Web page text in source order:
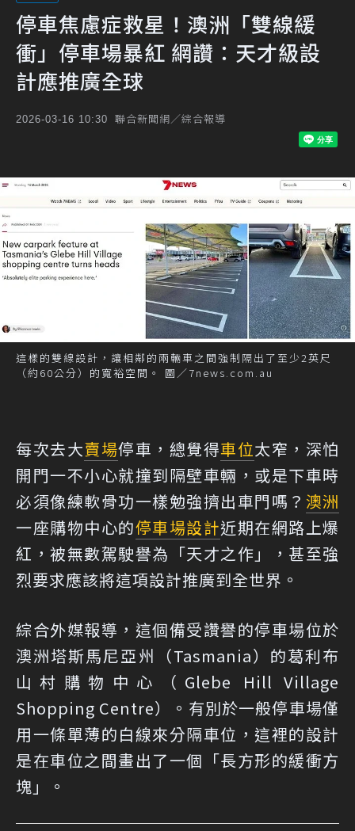
停車焦慮症救星！澳洲「雙線緩
衝」停車場暴紅 網讚：天才級設
計應推廣全球
2026-03-16 10:30 聯合新聞網／綜合報導
這樣的雙線設計，讓相鄰的兩輛車之間強制隔出了至少2英尺
（約60公分）的寬裕空間。 圖／7news.com.au
每次去大賣場停車，總覺得車位太窄，深怕
開門一不小心就撞到隔壁車輛，或是下車時
必須像練軟骨功一樣勉強擠出車門嗎？ 澳洲
一座購物中心的停車場設計近期在網路上爆
紅，被無數駕駛譽為「天才之作」，甚至強
烈要求應該將這項設計推廣到全世界。
綜合外媒報導 ，這個備受讚譽的停車場位於
澳洲塔斯馬尼亞州（Tasmania）的葛利布
山村購物中心（Glebe Hill Village
Shopping Centre）。有別於一般停車場僅
用一條單薄的白線來分隔車位，這裡的設計
是在車位之間畫出了一個「長方形的緩衝方
塊」。